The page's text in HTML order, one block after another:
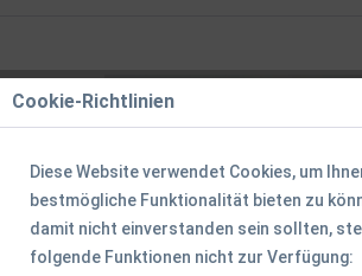
Cookie-Richtlinien
Diese Website verwendet Cookies, um
bestmögliche Funktionalität bieten zu
damit nicht einverstanden sein sollten,
folgende Funktionen nicht zur Verfügung: